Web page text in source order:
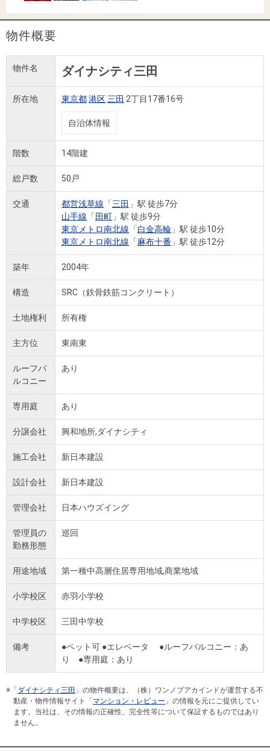
物件概要
物件名 ダイナシティ三田
所在地 東京都港区 三田 2丁目17番16号
自治体情報
階数 14階建
総戸数 50戸
交通 都営浅草線 「三田 」駅 徒歩7分
山手線 「 田町 」駅 徒歩9分
東京メトロ南北線 「白金高輪 」駅 徒歩10分
東京メトロ南北線 「麻布十番 」駅 徒歩12分
築年 2004年
構造 SRC（鉄骨鉄筋コンクリート）
土地権利 所有権
主方位 東南東
ルーフバ
ルコニー
あり
専用庭 あり
分譲会社 興和地所,ダイナシティ
施工会社 新日本建設
設計会社 新日本建設
管理会社 日本ハウズイング
管理員の
勤務形態
巡回
用途地域 第一種中高層住居専用地域,商業地域
小学校区 赤羽小学校
中学校区 三田中学校
備考
●ペット可 ●エレベータ ●ルーフバルコニー：あ
り ●専用庭：あり
※「 ダイナシティ三田 」の物件概要は、（株）ワンノブアカインドが運営する不
動産・物件情報サイト「 マンション・レビュー 」の情報を元にご提供してい
ます。当社は、その情報の正確性、完全性等について保証するものではあり
ません。